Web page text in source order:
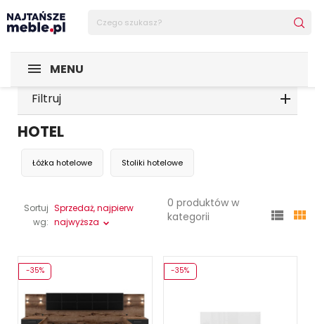
MENU
Filtruj
HOTEL
Łóżka hotelowe Stoliki hotelowe
Sortuj
wg:
Sprzedaż, najpierw
najwyższa
0 produktów w
kategorii
 
-35% -35%